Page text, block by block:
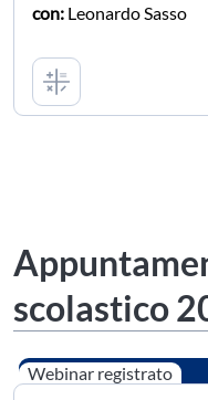
con: Leonardo Sasso
scolastico
Webinar registrato